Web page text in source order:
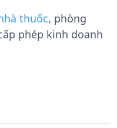
thuốc, phòng
phép kinh doanh